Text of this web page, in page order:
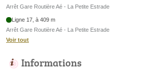
Arrêt Gare Routière Aé - La Petite Estrade
Ligne 17, à 409 m
Arrêt Gare Routière Aé - La Petite Estrade
Voir tout
Informations